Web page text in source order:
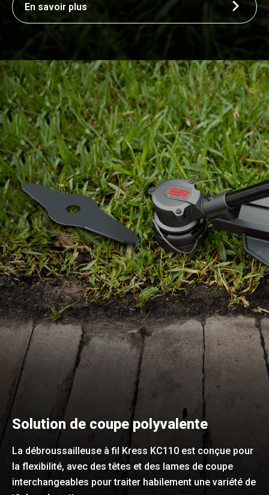
En savoir plus
Solution de coupe polyvalente
La débroussailleuse à fil Kress KC110 est conçue pour
la flexibilité, avec des têtes et des lames de coupe
interchangeables pour traiter habilement une variété de